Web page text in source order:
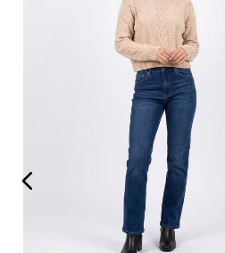
M G GG
adicionar a sacola